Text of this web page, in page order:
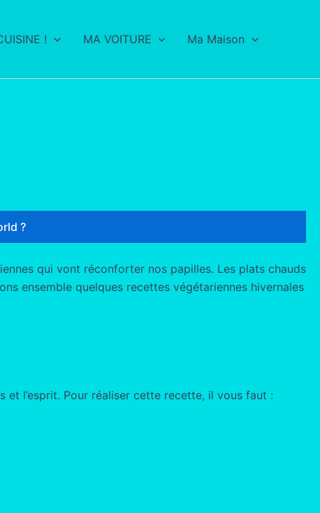
! MA VOITURE Ma Maison
?
qui vont réconforter nos papilles. Les plats chauds
ensemble quelques recettes végétariennes hivernales
l’esprit. Pour réaliser cette recette, il vous faut :